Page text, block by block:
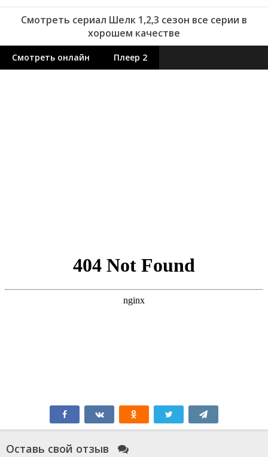
Смотреть сериал Шелк 1,2,3 сезон все серии в
хорошем качестве
Смотреть онлайн Плеер 2
Оставь свой отзыв